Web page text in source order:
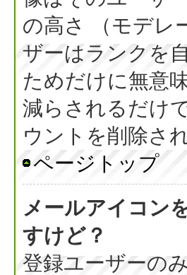
の高さ （モデレ
ザーはランクを
ためだけに無意
減らされるだけ
ウントを削除さ
ページトップ
メールアイコン
すけど？
登録ユーザーの